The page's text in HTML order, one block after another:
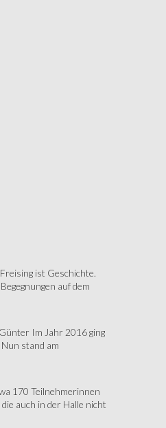
ist Geschichte.
auf dem
Im Jahr 2016 ging
stand am
170 Teilnehmerinnen
auch in der Halle nicht